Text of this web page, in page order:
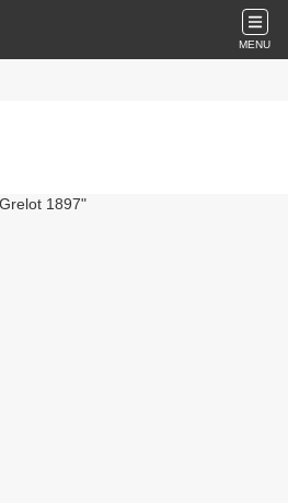
MENU